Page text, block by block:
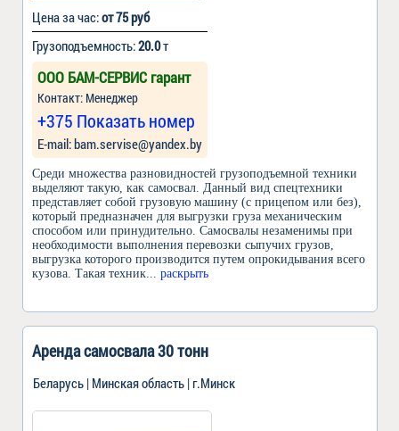
Цена за час:от 75 руб
Грузоподъемность:20.0т
ООО БАМ-СЕРВИС гарант
Контакт: Менеджер
+375 Показать номер
Е-mail: bam.servise@yandex.by
Среди множества разновидностей грузоподъемной техники
выделяют такую, как самосвал. Данный вид спецтехники
представляет собой грузовую машину (с прицепом или без),
который предназначен для выгрузки груза механическим
способом или принудительно. Самосвалы незаменимы при
необходимости выполнения перевозки сыпучих грузов,
выгрузка которого производится путем опрокидывания всего
кузова. Такая техник... раскрыть
Аренда самосвала 30 тонн
Беларусь | Минская область | г.Минск